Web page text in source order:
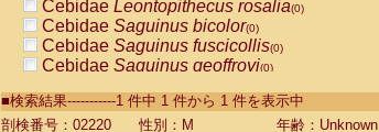
Cebidae Leontopithecus rosalia(0)
Cebidae Saguinus bicolor(0)
Cebidae Saguinus fuscicollis(0)
Cebidae Saguinus geoffroyi(0)
CebidaeSaguinus labiatus(0)
Cebidae Saguinus leucopus (0)
■検索結果-----------1 件中 1 件から 1 件を表示中
剖検番号：02220
性別：M
年齢：Unknown